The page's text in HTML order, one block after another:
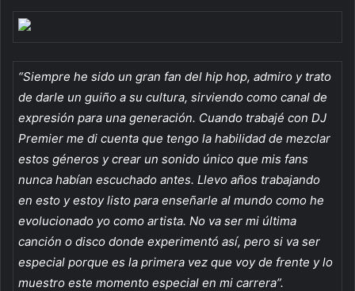
“Siempre he sido un gran fan del hip hop, admiro y trato
de darle un guiño a su cultura, sirviendo como canal de
expresión para una generación. Cuando trabajé con DJ
Premier me di cuenta que tengo la habilidad de mezclar
estos géneros y crear un sonido único que mis fans
nunca habían escuchado antes. Llevo años trabajando
en esto y estoy listo para enseñarle al mundo como he
evolucionado yo como artista. No va ser mi última
canción o disco donde experimentó así, pero si va ser
especial porque es la primera vez que voy de frente y lo
muestro este momento especial en mi carrera”.